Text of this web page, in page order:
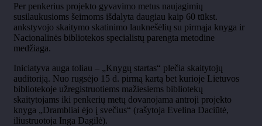
Per penkerius projekto gyvavimo metus naujagimių
susilaukusioms šeimoms išdalyta daugiau kaip 60 tūkst.
ankstyvojo skaitymo skatinimo lauknešėlių su pirmąja knyga ir
Nacionalinės bibliotekos specialistų parengta metodine
medžiaga.
Iniciatyva auga toliau – „Knygų startas“ plečia skaitytojų
auditoriją. Nuo rugsėjo 15 d. pirmą kartą bet kurioje Lietuvos
bibliotekoje užregistruotiems mažiesiems bibliotekų
skaitytojams iki penkerių metų dovanojama antroji projekto
knyga „Drambliai ėjo į svečius“ (rašytoja Evelina Daciūtė,
iliustruotoja Inga Dagilė).